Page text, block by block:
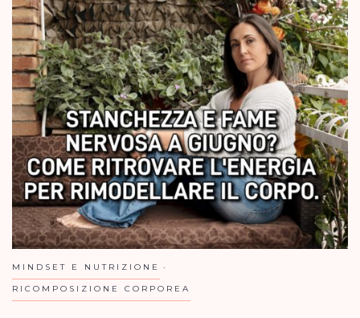
MINDSET E NUTRIZIONE
RICOMPOSIZIONE CORPOREA